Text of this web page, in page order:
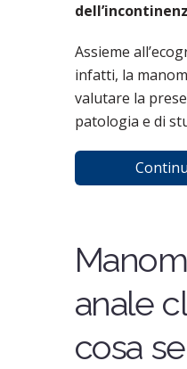
Assieme
infatti, la
valutare la
patologia e di
anale
cosa